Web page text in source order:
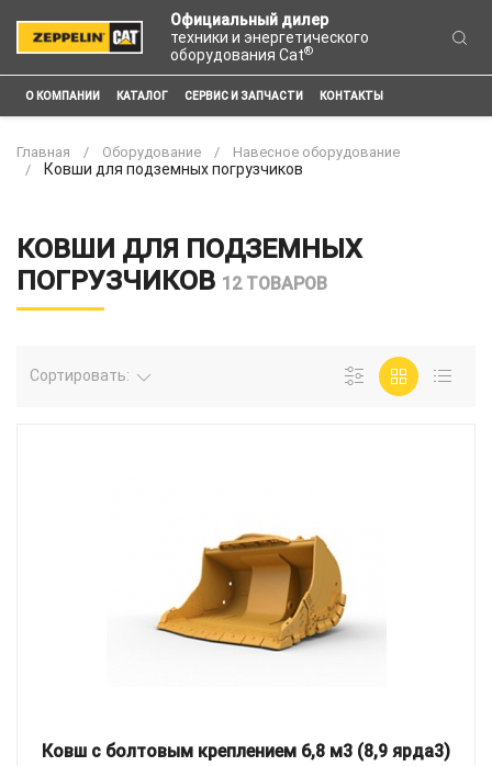
Официальный дилер
техники и энергетического
оборудования Cat®
О КОМПАНИИ КАТАЛОГ СЕРВИС И ЗАПЧАСТИ КОНТАКТЫ
Главная Оборудование Навесное оборудование
Ковши для подземных погрузчиков
КОВШИ ДЛЯ ПОДЗЕМНЫХ
ПОГРУЗЧИКОВ 12 ТОВАРОВ
Сортировать:
Ковш с болтовым креплением 6,8 м3 (8,9 ярда3)